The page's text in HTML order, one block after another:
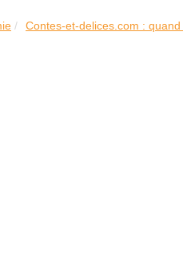
Contes-et-delices.com : quand